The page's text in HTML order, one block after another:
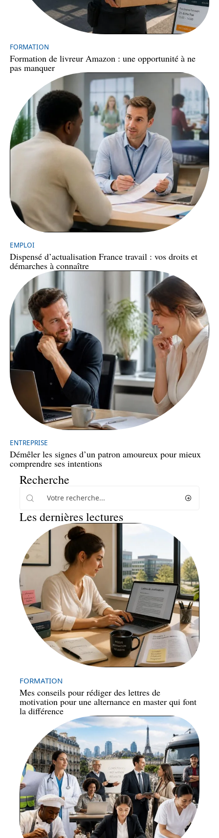
FORMATION
Formation de livreur Amazon : une opportunité à ne
pas manquer
EMPLOI
Dispensé d’actualisation France travail : vos droits et
démarches à connaître
ENTREPRISE
Démêler les signes d’un patron amoureux pour mieux
comprendre ses intentions
Recherche
Les dernières lectures
FORMATION
Mes conseils pour rédiger des lettres de
motivation pour une alternance en master qui font
la différence